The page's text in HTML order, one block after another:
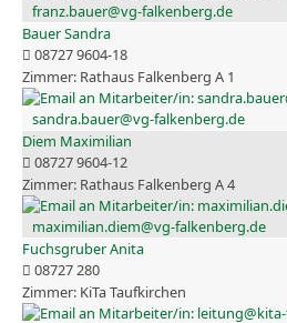
franz.bauer@vg-falkenberg.de
Bauer Sandra
08727 9604-18
Rathaus Falkenberg A 1
sandra.bauer@vg-falkenberg.de
Diem Maximilian
08727 9604-12
Rathaus Falkenberg A 4
maximilian.diem@vg-falkenberg.de
Fuchsgruber Anita
08727 280
KiTa Taufkirchen